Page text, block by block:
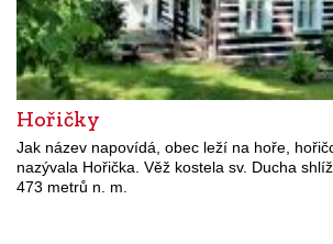
Hořičky
Jak název napovídá, obec leží na hoře,
nazývala Hořička. Věž kostela sv. Ducha
473 metrů n. m.